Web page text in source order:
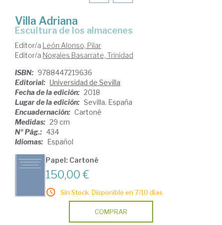
Villa Adriana
escultura de los almacenes
Editor/a León Alonso, Pilar
Editor/a Nogales Basarrate, Trinidad
ISBN: 9788447219636
Editorial: Universidad de Sevilla
Fecha de la edición: 2018
Lugar de la edición: Sevilla. España
Encuadernación: Cartoné
Medidas: 29 cm
Nº Pág.: 434
Idiomas: Español
Papel: Cartoné
150,00 €
Sin Stock. Disponible en 7/10 días.
COMPRAR